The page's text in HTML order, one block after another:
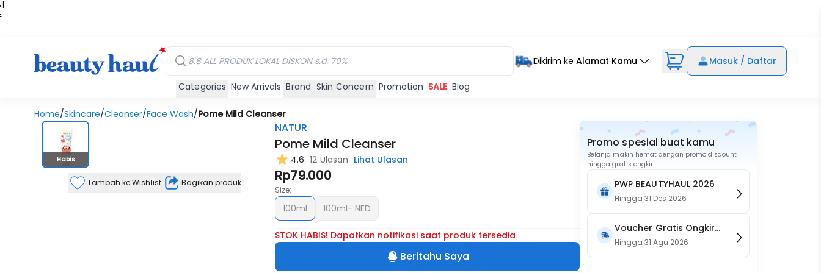
|
Dikirim ke Alamat Kamu Masuk / Daftar
Categories New Arrivals Brand Skin Concern Promotion SALE Blog
Home/Skincare/Cleanser/Face Wash/Pome Mild Cleanser
Stok Habis
Habis
Tambah ke Wishlist Bagikan produk
NATUR
Pome Mild Cleanser
4.6 12 Ulasan Lihat Ulasan
Rp79.000
Size:
100ml 100ml- NED
STOK HABIS! Dapatkan notifikasi saat produk tersedia
Beritahu Saya
Promo spesial buat kamu
Belanja makin hemat dengan promo discount
hingga gratis ongkir!
PWP BEAUTYHAUL 2026
Hingga31 Des 2026
Voucher Gratis Ongkir
15RB (Only on Website)
Hingga31 Agu 2026